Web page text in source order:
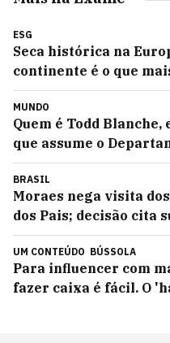
ESG
Seca histórica na
continente é o que
MUNDO
Quem é Todd
que assume o
BRASIL
Moraes nega visita
dos Pais; decisão cita
UM CONTEÚDO BÚSSOLA
Para influencer com
fazer caixa é fácil. O